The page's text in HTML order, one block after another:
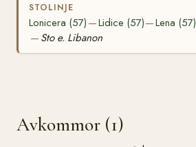
STOLINJE
Lonicera (57) —Lidice (57)—Lena (57)
— Sto e. Libanon
Avkommor (1)